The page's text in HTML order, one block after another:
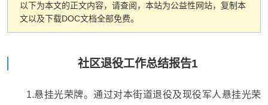
以下为本文的正文内容，请查阅，本站为公益性网站，复制本
文以及下载DOC文档全部免费。
社区退役工作总结报告1
1.悬挂光荣牌。通过对本街道退役及现役军人悬挂光荣